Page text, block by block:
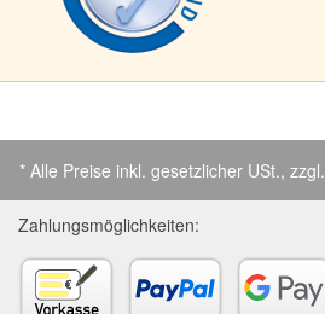
* Alle Preise inkl. gesetzlicher USt., zzgl.
Zahlungsmöglichkeiten: